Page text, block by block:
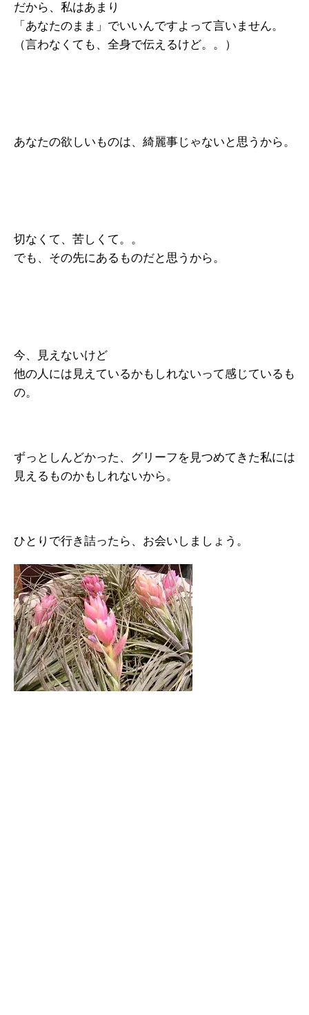
だから、私はあまり
「あなたのまま」でいいんですよって言いません。
（言わなくても、全身で伝えるけど。。）
あなたの欲しいものは、綺麗事じゃないと思うから。
切なくて、苦しくて。。
でも、その先にあるものだと思うから。
今、見えないけど
他の人には見えているかもしれないって感じているも
の。
ずっとしんどかった、グリーフを見つめてきた私には
見えるものかもしれないから。
ひとりで行き詰ったら、お会いしましょう。